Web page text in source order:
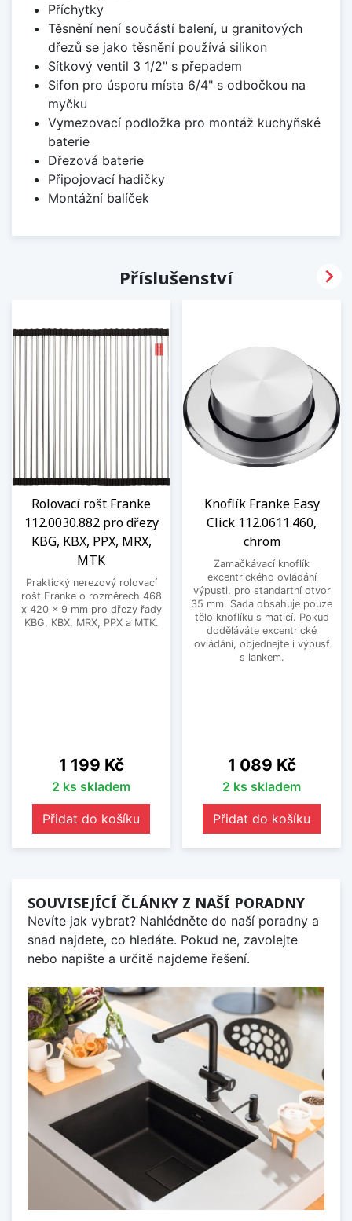
Příchytky
Těsnění není součástí balení, u granitových
dřezů se jako těsnění používá silikon
Sítkový ventil 3 1/2" s přepadem
Sifon pro úsporu místa 6/4" s odbočkou na
myčku
Vymezovací podložka pro montáž kuchyňské
baterie
Dřezová baterie
Připojovací hadičky
Montážní balíček
Příslušenství
Rolovací rošt Franke
112.0030.882 pro dřezy
KBG, KBX, PPX, MRX,
MTK
Praktický nerezový rolovací
rošt Franke o rozměrech 468
x 420 x 9 mm pro dřezy řady
KBG, KBX, MRX, PPX a MTK.
Cena
1 199 Kč
2 ks skladem
Přidat do košíku
Knoflík Franke Easy
Click 112.0611.460,
chrom
Zamačkávací knoflík
excentrického ovládání
výpusti, pro standartní otvor
35 mm. Sada obsahuje pouze
tělo knoflíku s maticí. Pokud
doděláváte excentrické
ovládání, objednejte i výpusť
s lankem.
Cena
1 089 Kč
2 ks skladem
Přidat do košíku

SOUVISEJÍCÍ ČLÁNKY Z NAŠÍ PORADNY
Nevíte jak vybrat? Nahlédněte do naší poradny a
snad najdete, co hledáte. Pokud ne, zavolejte
nebo napište a určitě najdeme řešení.